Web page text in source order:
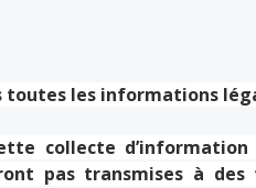
toutes les informations
collecte
pas transmises à